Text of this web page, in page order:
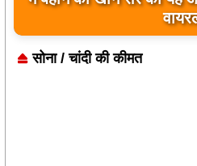
बयान पर भारत के केंद्रीय
सोना / चांदी की कीमत